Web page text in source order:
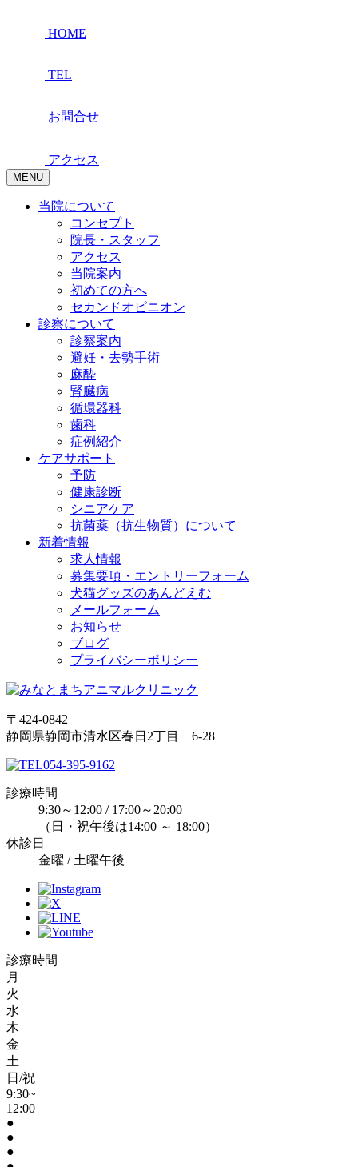
HOME
TEL
お問合せ
アクセス
MENU
当院について
コンセプト
院長・スタッフ
アクセス
当院案内
初めての方へ
セカンドオピニオン
診察について
診察案内
避妊・去勢手術
麻酔
腎臓病
循環器科
歯科
症例紹介
ケアサポート
予防
健康診断
シニアケア
抗菌薬（抗生物質）について
新着情報
求人情報
募集要項・エントリーフォーム
犬猫グッズのあんどえむ
メールフォーム
お知らせ
ブログ
プライバシーポリシー
〒424-0842
静岡県静岡市清水区春日2丁目 6-28
054-395-9162
診療時間
9:30～12:00 / 17:00～20:00
（日・祝午後は14:00 ～ 18:00）
休診日
金曜 / 土曜午後
診療時間
月
火
水
木
金
土
日/祝
9:30~
12:00
●
●
●